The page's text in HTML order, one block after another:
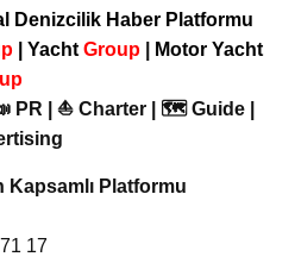
Denizcilik Haber Platformu
Yacht Group
Motor Yacht
PR | ⛵ Charter | 🗺️ Guide |
Kapsamlı Platformu
17